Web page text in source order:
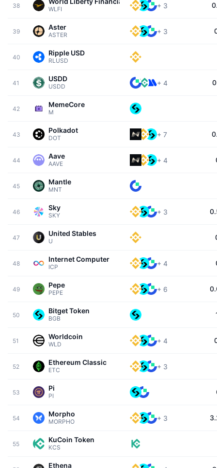
38 WLFI + 3
39
Aster
ASTER + 3
40
Ripple USD
RLUSD
41
USDD
USDD + 4
42
MemeCore
M
43
Polkadot
DOT + 7
44
Aave
AAVE + 4
45
Mantle
MNT
46
Sky
SKY + 3
47
United Stables
U
48
Internet Computer
ICP + 4
49
Pepe
PEPE + 6
50
Bitget Token
BGB
51
Worldcoin
WLD + 4
52
Ethereum Classic
ETC + 3
53
Pi
PI
54
Morpho
MORPHO + 3
55
KuCoin Token
KCS
Ethena